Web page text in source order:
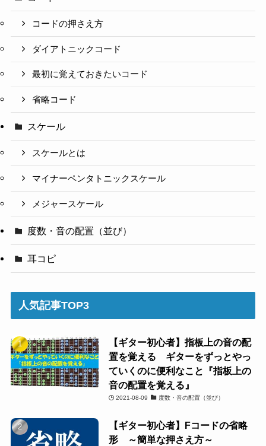
コードの押さえ方
ダイアトニックコード
最初に覚えておきたいコード
省略コード
スケール
スケールとは
マイナーペンタトニックスケール
メジャースケール
度数・音の配置（並び）
耳コピ
人気記事TOP3
【ギター初心者】指板上の音の配
置を覚える ギターをずっとやっ
ていくのに便利なこと『指板上の
音の配置を覚える』
2021-08-09 度数・音の配置（並び）
【ギター初心者】Fコードの省略
形 ～簡単な押さえ方～